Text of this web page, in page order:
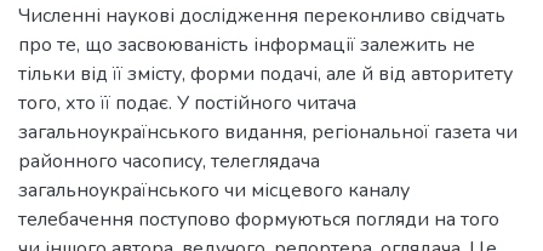
Численні наукові дослідження переконливо свідчать
про те, що засвоюваність інформації залежить не
тільки від її змісту, форми подачі, але й від авторитету
того, хто її подає. У постійного читача
загальноукраїнського видання, регіональної газета чи
районного часопису, телеглядача
загальноукраїнського чи місцевого каналу
телебачення поступово формуються погляди на того